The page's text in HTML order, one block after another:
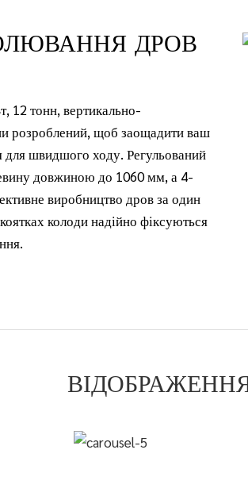
ДРОВ
12 тонн, вертикально-
розроблений, щоб заощадити ваш
для швидшого ходу. Регульований
довжиною до 1060 мм, а 4-
виробництво дров за один
колоди надійно фіксуються